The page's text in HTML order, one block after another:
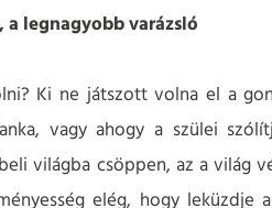
a legnagyobb varázsló
Ki ne játszott volna el a
vagy ahogy a szülei
világba csöppen, az a világ
elég, hogy leküzdje